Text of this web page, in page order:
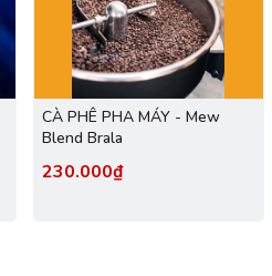
CÀ PHÊ PHA MÁY - Mew
Blend Brala
230.000₫